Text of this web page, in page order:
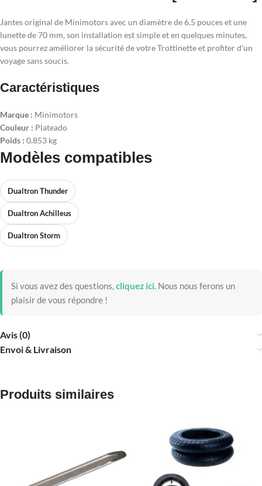
Jantes original de Minimotors avec un diamètre de 6,5 pouces et une
lunette de 70 mm, son installation est simple et en quelques minutes,
vous pourrez améliorer la sécurité de votre Trottinette et profiter d'un
voyage sans soucis.
Caractéristiques
Marque : Minimotors
Couleur : Plateado
Poids : 0.853 kg
Modèles compatibles
Dualtron Thunder
Dualtron Achilleus
Dualtron Storm
Si vous avez des questions,cliquez ici. Nous nous ferons un
plaisir de vous répondre !
Avis (0)
Envoi & Livraison
Produits similaires